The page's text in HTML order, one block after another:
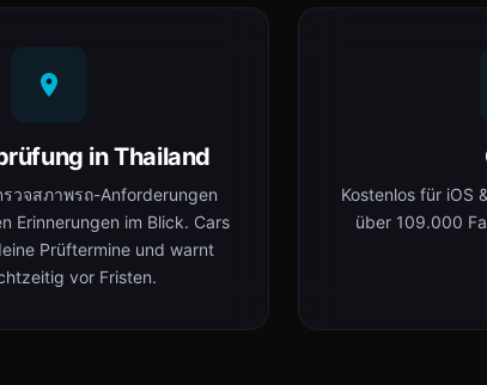
in Thailand
วจสภาพรถ-Anforderungen
Erinnerungen im Blick. Cars
Prüftermine und warnt
vor Fristen.
Kostenlos für iOS
über 109.000